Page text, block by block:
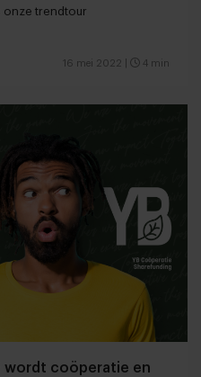
onze trendtour
16 mei 2022 4 min
wordt coöperatie en